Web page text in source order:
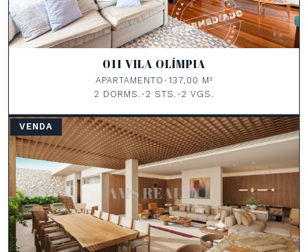
011 VILA OLÍMPIA
APARTAMENTO • 137,00 M²
2 DORMS. • 2 STS. • 2 VGS.
VENDA